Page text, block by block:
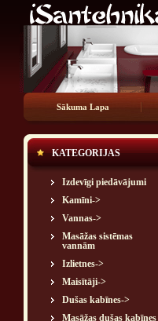
Sākuma Lapa
KATEGORIJAS
Izdevīgi piedāvājumi
Kamīni->
Vannas->
Masāžas sistēmas
vannām
Izlietnes->
Maisītāji->
Dušas kabīnes->
Masāžas dušas kabīnes